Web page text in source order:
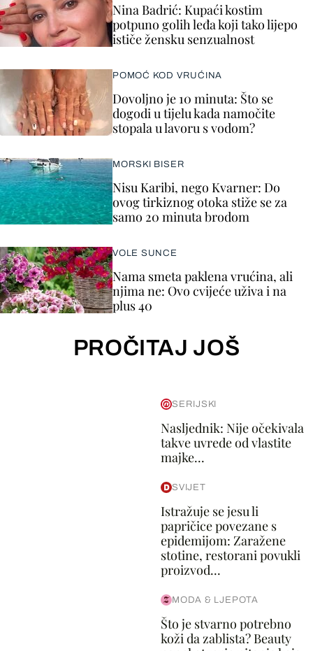
Nina Badrić: Kupaći kostim
potpuno golih leđa koji tako lijepo
ističe žensku senzualnost
POMOĆ KOD VRUĆINA
Dovoljno je 10 minuta: Što se
dogodi u tijelu kada namočite
stopala u lavoru s vodom?
MORSKI BISER
Nisu Karibi, nego Kvarner: Do
ovog tirkiznog otoka stiže se za
samo 20 minuta brodom
VOLE SUNCE
Nama smeta paklena vrućina, ali
njima ne: Ovo cvijeće uživa i na
plus 40
PROČITAJ JOŠ
SERIJSKI
Nasljednik: Nije očekivala
takve uvrede od vlastite
majke...
SVIJET
Istražuje se jesu li
papričice povezane s
epidemijom: Zaražene
stotine, restorani povukli
proizvod...
MODA & LJEPOTA
Što je stvarno potrebno
koži da zablista? Beauty